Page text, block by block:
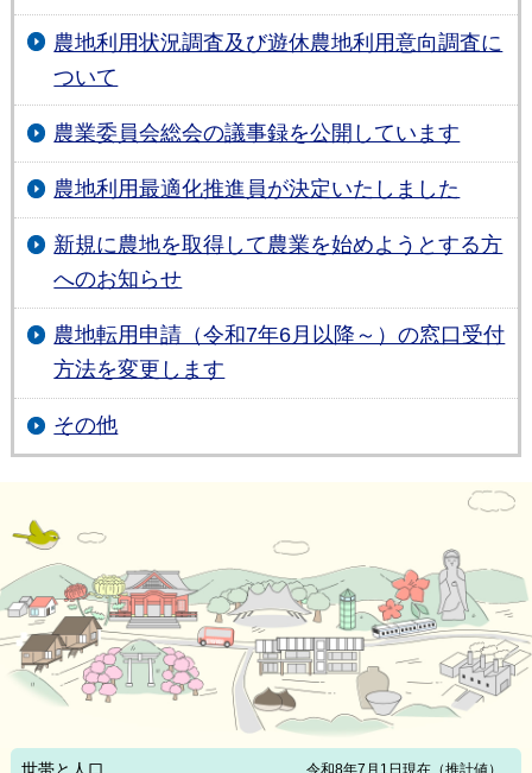
農地利用状況調査及び遊休農地利用意向調査に
ついて
農業委員会総会の議事録を公開しています
農地利用最適化推進員が決定いたしました
新規に農地を取得して農業を始めようとする方
へのお知らせ
農地転用申請（令和7年6月以降～）の窓口受付
方法を変更します
その他